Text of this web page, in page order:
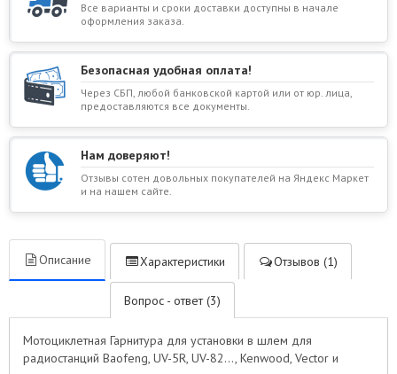
Все варианты и сроки доставки доступны в начале
оформления заказа.
Безопасная удобная оплата!
Через СБП, любой банковской картой или от юр. лица,
предоставляются все документы.
Нам доверяют!
Отзывы сотен довольных покупателей на Яндекс Маркет
и на нашем сайте.
Описание Характеристики Отзывов (1)
Вопрос - ответ (3)
Мотоциклетная Гарнитура для установки в шлем для
радиостанций Baofeng, UV-5R, UV-82..., Kenwood, Vector и